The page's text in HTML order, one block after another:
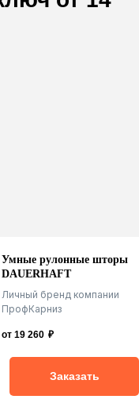
Умные рулонные шторы
DAUERHAFT
Личный бренд компании
ПрофКарниз
от 19 260 ₽
Заказать